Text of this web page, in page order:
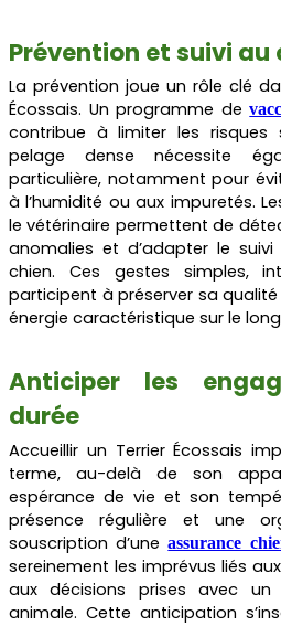
Prévention et suivi
La prévention joue un rôle clé
Écossais. Un programme de
contribue à limiter les risques
pelage dense nécessite
particulière, notamment pour
à l’humidité ou aux impuretés.
le vétérinaire permettent de
anomalies et d’adapter le
chien. Ces gestes simples,
participent à préserver sa
énergie caractéristique sur le
Anticiper les
durée
Accueillir un Terrier Écossais
terme, au-delà de son
espérance de vie et son
présence régulière et une
souscription d’une assurance
sereinement les imprévus liés
aux décisions prises avec un
animale. Cette anticipation